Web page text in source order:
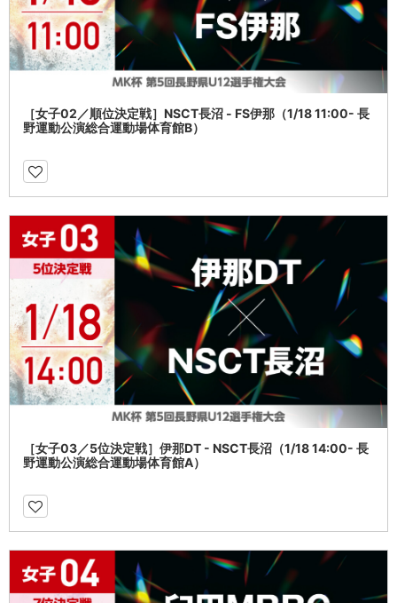
［女子02／順位決定戦］NSCT長沼 - FS伊那（1/18 11:00- 長
野運動公演総合運動場体育館B）
［女子03／5位決定戦］伊那DT - NSCT長沼（1/18 14:00- 長
野運動公演総合運動場体育館A）